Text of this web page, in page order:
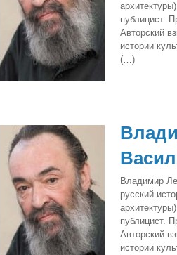
публицист.
Авторский
истории
(…)
Владимир
русский
публицист.
Авторский
истории